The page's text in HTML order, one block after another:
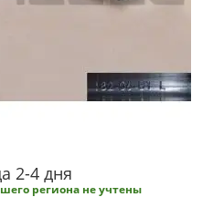
2-4 дня
региона не учтены